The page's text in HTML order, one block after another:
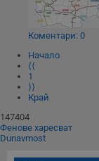
Коментари: 0
Начало
⟨⟨
1
⟩⟩
Край
147404
Фенове харесват
Dunavmost